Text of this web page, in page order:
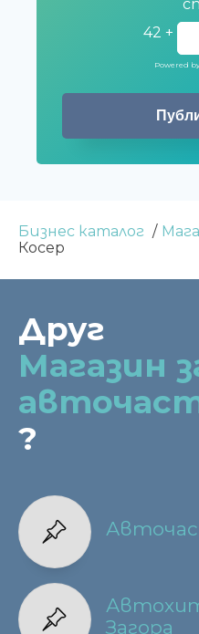
42 +
Powered by
Бизнес каталог
Косер
Друг
Магазин
?
Загора